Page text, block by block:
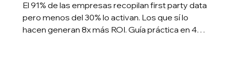
El 91% de las empresas recopilan first party data,
pero menos del 30% lo activan. Los que sí lo
hacen generan 8x más ROI. Guía práctica en 4